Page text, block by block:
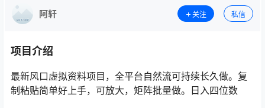
阿轩 关注 私信
项目介绍
最新风口虚拟资料项目，全平台自然流可持续长久做。复
制粘贴简单好上手，可放大，矩阵批量做。日入四位数